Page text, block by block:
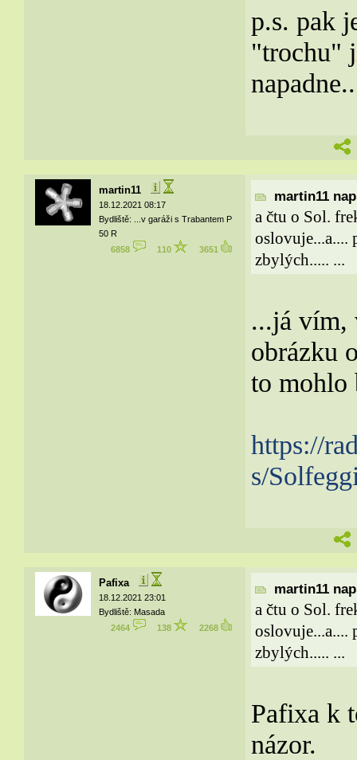
p.s. pak
"trochu"
martin11
18.12.2021 08:17
Bydliště: ...v garáži s Trabantem P
50 R
6858
110 3651
martin11
a čtu o Sol.
oslovuje...a....
zbylých..... ...
...já vím,
obrázku
to
https://
s/
Pafixa
18.12.2021 23:01
Bydliště: Masada
2464
138 2268
martin11
a čtu o Sol.
oslovuje...a....
zbylých..... ...
Pafixa k
názor.